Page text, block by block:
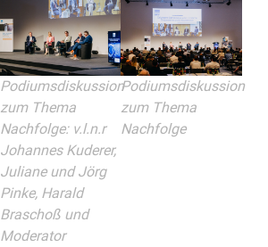
Podiumsdiskussion
zum Thema
Nachfolge: v.l.n.r
Johannes Kuderer,
Juliane und Jörg
Pinke, Harald
Braschoß und
Moderator
Podiumsdiskussion
zum Thema
Nachfolge